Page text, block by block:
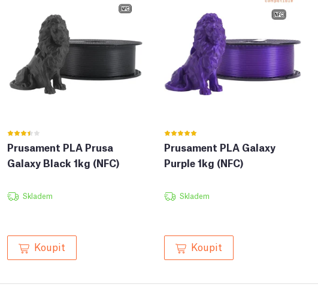
Prusament PLA Prusa
Galaxy Black 1kg (NFC)
Skladem
Koupit
Prusament PLA Galaxy
Purple 1kg (NFC)
Skladem
Koupit